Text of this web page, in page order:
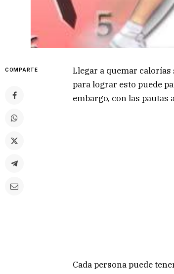
COMPARTE
Llegar a quemar
para lograr esto puede
embargo, con las pautas
Cada persona puede